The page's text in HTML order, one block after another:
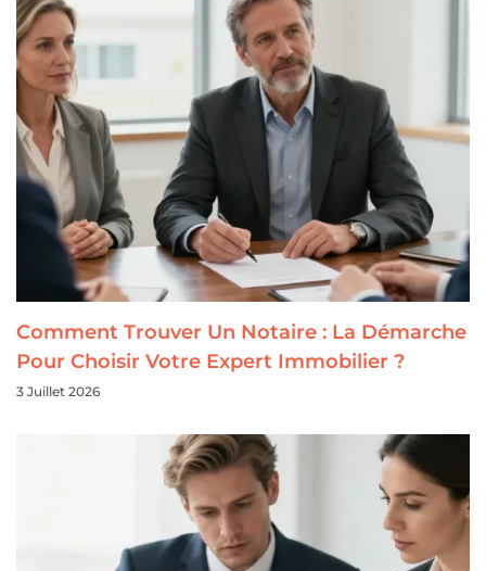
Comment Trouver Un Notaire : La Démarche
Pour Choisir Votre Expert Immobilier ?
3 Juillet 2026